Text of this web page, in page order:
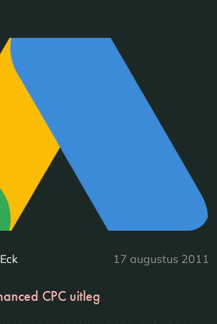
17 augustus 2011
CPC uitleg